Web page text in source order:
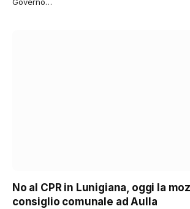
No al CPR in Lunigiana, oggi la
consiglio comunale ad Aulla